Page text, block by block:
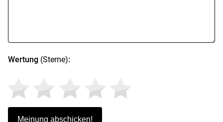
Wertung (Sterne):